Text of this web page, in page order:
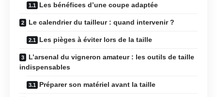
Les bénéfices d’une coupe adaptée
Le calendrier du tailleur : quand intervenir ?
Les pièges à éviter lors de la taille
L’arsenal du vigneron amateur : les outils de taille
indispensables
Préparer son matériel avant la taille